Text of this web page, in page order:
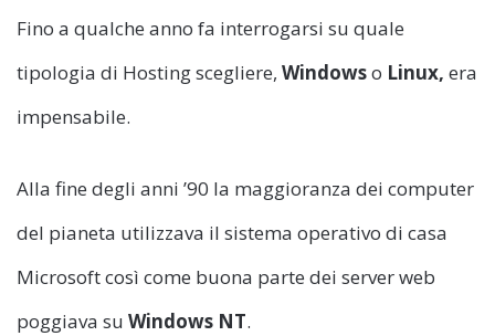
Fino a qualche anno fa interrogarsi su quale
tipologia di Hosting scegliere, Windowso Linux, era
impensabile.
Alla fine degli anni ’90 la maggioranza dei computer
del pianeta utilizzava il sistema operativo di casa
Microsoft così come buona parte dei server web
poggiava su Windows NT.